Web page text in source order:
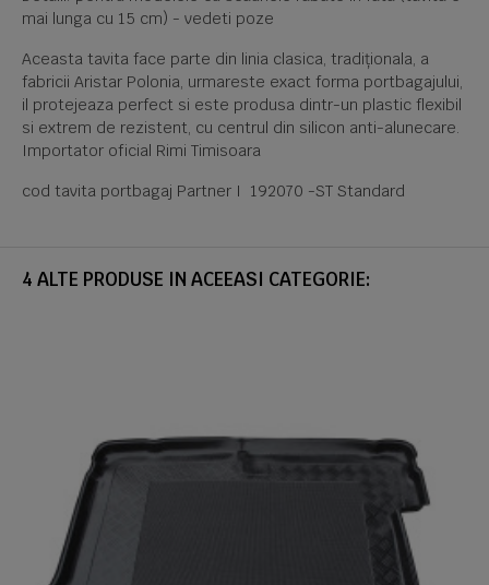
mai lunga cu 15 cm) - vedeti poze
Aceasta tavita face parte din linia clasica, tradiționala, a
fabricii Aristar Polonia, urmareste exact forma portbagajului,
il protejeaza perfect si este produsa dintr-un plastic flexibil
si extrem de rezistent, cu centrul din silicon anti-alunecare.
Importator oficial Rimi Timisoara
cod tavita portbagaj Partner I 192070 -ST Standard
4 ALTE PRODUSE IN ACEEASI CATEGORIE: